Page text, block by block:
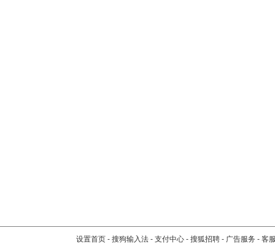
设置首页 - 搜狗输入法 - 支付中心 - 搜狐招聘 - 广告服务 - 客